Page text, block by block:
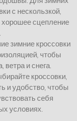
с нескользкой,
сцепление
зимние кроссовки
чтобы
и снега.
кроссовки,
и удобство, чтобы
себя
условиях.